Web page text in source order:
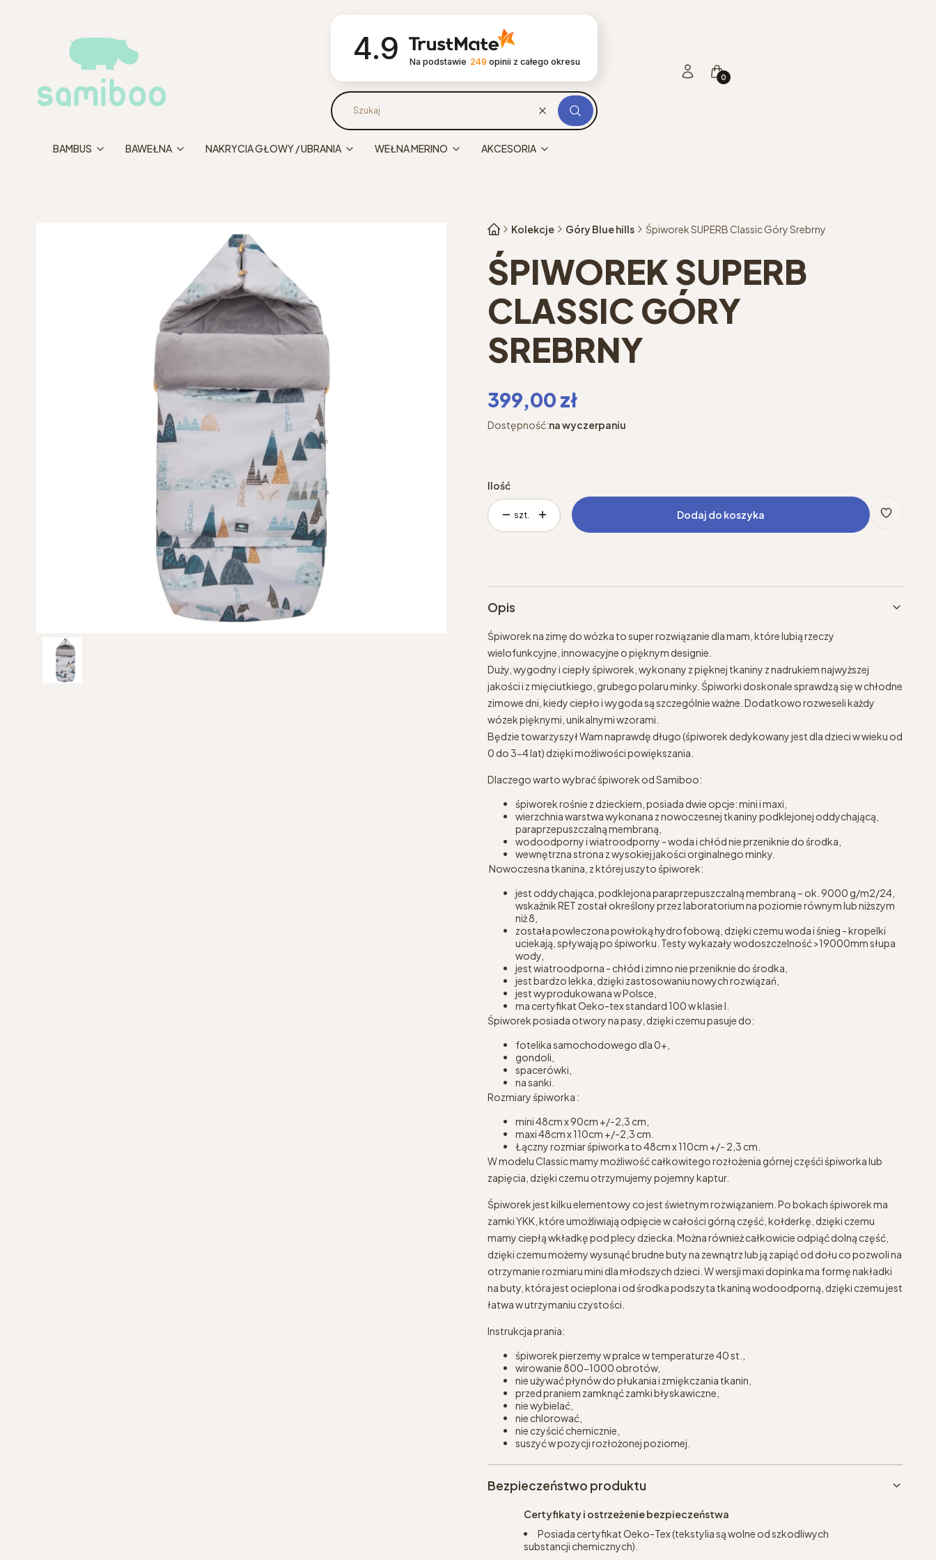
4.9 Na podstawie 249 opinii z całego okresu
WyczyśćSzukaj
Zaloguj sięProdukty w koszyku: 0. Zobacz szczegóły
Koszyk
BAMBUS BAWEŁNA NAKRYCIA GŁOWY / UBRANIA WEŁNA MERINO AKCESORIA
Kolekcje Góry Blue hills Śpiworek SUPERB Classic Góry Srebrny
ŚPIWOREK SUPERB
CLASSIC GÓRY
SREBRNY
Cena
399,00 zł
Dostępność:na wyczerpaniu
Ilość
szt. Dodaj do koszyka
Opis
Śpiworek na zimę do wózka to super rozwiązanie dla mam, które lubią rzeczy
wielofunkcyjne, innowacyjne o pięknym designie.
Duży, wygodny i ciepły śpiworek, wykonany z pięknej tkaniny z nadrukiem najwyższej
jakości i z mięciutkiego, grubego polaru minky. Śpiworki doskonale sprawdzą się w chłodne
zimowe dni, kiedy ciepło i wygoda są szczególnie ważne. Dodatkowo rozweseli każdy
wózek pięknymi, unikalnymi wzorami.
Będzie towarzyszył Wam naprawdę długo (śpiworek dedykowany jest dla dzieci w wieku od
0 do 3-4 lat) dzięki możliwości powiększania.
Dlaczego warto wybrać śpiworek od Samiboo:
śpiworek rośnie z dzieckiem, posiada dwie opcje: mini i maxi,
wierzchnia warstwa wykonana z nowoczesnej tkaniny podklejonej oddychającą,
paraprzepuszczalną membraną,
wodoodporny i wiatroodporny - woda i chłód nie przeniknie do środka,
wewnętrzna strona z wysokiej jakości orginalnego minky.
Nowoczesna tkanina, z której uszyto śpiworek:
jest oddychająca, podklejona paraprzepuszczalną membraną – ok. 9000 g/m2/24,
wskaźnik RET został określony przez laboratorium na poziomie równym lub niższym
niż 8,
została powleczona powłoką hydrofobową, dzięki czemu woda i śnieg - kropelki
uciekają, spływają po śpiworku. Testy wykazały wodoszczelność >19000mm słupa
wody,
jest wiatroodporna - chłód i zimno nie przeniknie do środka,
jest bardzo lekka, dzięki zastosowaniu nowych rozwiązań,
jest wyprodukowana w Polsce,
ma certyfikat Oeko-tex standard 100 w klasie I.
Śpiworek posiada otwory na pasy, dzięki czemu pasuje do:
fotelika samochodowego dla 0+,
gondoli,
spacerówki,
na sanki.
Rozmiary śpiworka :
mini 48cm x 90cm +/-2,3 cm,
maxi 48cm x 110cm +/-2,3 cm.
Łączny rozmiar śpiworka to 48cm x 110cm +/- 2,3 cm.
W modelu Classic mamy możliwość całkowitego rozłożenia górnej częśći śpiworka lub
zapięcia, dzięki czemu otrzymujemy pojemny kaptur.
Śpiworek jest kilku elementowy co jest świetnym rozwiązaniem. Po bokach śpiworek ma
zamki YKK, które umożliwiają odpięcie w całości górną część, kołderkę, dzięki czemu
mamy ciepłą wkładkę pod plecy dziecka. Można również całkowicie odpiąć dolną część,
dzięki czemu możemy wysunąć brudne buty na zewnątrz lub ją zapiąć od dołu co pozwoli na
otrzymanie rozmiaru mini dla młodszych dzieci. W wersji maxi dopinka ma formę nakładki
na buty, która jest ocieplona i od środka podszyta tkaniną wodoodporną, dzięki czemu jest
łatwa w utrzymaniu czystości.
Instrukcja prania:
śpiworek pierzemy w pralce w temperaturze 40 st.,
wirowanie 800-1000 obrotów,
nie używać płynów do płukania i zmiękczania tkanin,
przed praniem zamknąć zamki błyskawiczne,
nie wybielać,
nie chlorować,
nie czyścić chemicznie,
suszyć w pozycji rozłożonej poziomej.
Bezpieczeństwo produktu
Certyfikaty i ostrzeżenie bezpieczeństwa
Posiada certyfikat Oeko-Tex (tekstylia są wolne od szkodliwych
substancji chemicznych).